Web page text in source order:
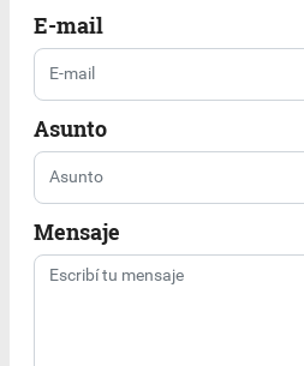
E-mail
Asunto
Mensaje